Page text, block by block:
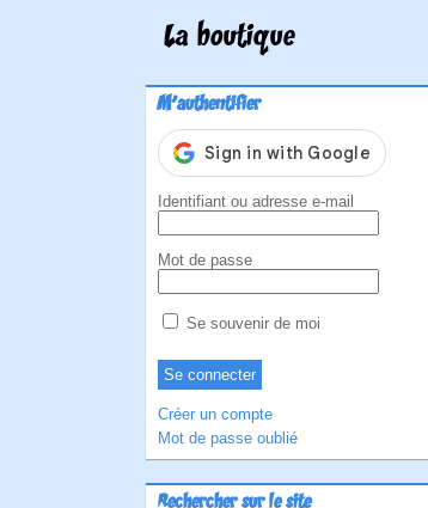
La boutique
M'authentifier
Identifiant ou adresse e-mail
Mot de passe
Se souvenir de moi
Créer un compte
Mot de passe oublié
Rechercher sur le site